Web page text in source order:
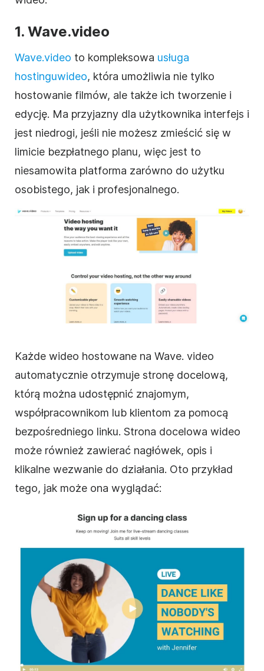
1. Wave.video
Wave.video to kompleksowa usługa
hostinguwideo, która umożliwia nie tylko
hostowanie filmów, ale także ich tworzenie i
edycję. Ma przyjazny dla użytkownika interfejs i
jest niedrogi, jeśli nie możesz zmieścić się w
limicie bezpłatnego planu, więc jest to
niesamowita platforma zarówno do użytku
osobistego, jak i profesjonalnego.
Każde wideo hostowane na Wave. video
automatycznie otrzymuje stronę docelową,
którą można udostępnić znajomym,
współpracownikom lub klientom za pomocą
bezpośredniego linku. Strona docelowa wideo
może również zawierać nagłówek, opis i
klikalne wezwanie do działania. Oto przykład
tego, jak może ona wyglądać: